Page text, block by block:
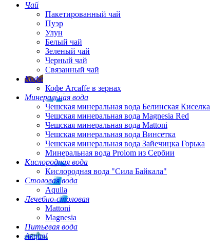
Чай
Пакетированный чай
Пуэр
Улун
Белый чай
Зеленый чай
Черный чай
Связанный чай
Кофе
Кофе Arcaffe в зернах
Минеральная вода
Чешская минеральная вода Белинская Киселка
Чешская минеральная вода Magnesia Red
Чешская минеральная вода Mattoni
Чешская минеральная вода Винсетка
Чешская минеральная вода Зайечицка Горька
Минеральная вода Prolom из Сербии
Кислородная вода
Кислородная вода "Сила Байкала"
Столовая вода
Aquila
Лечебно-столовая
Mattoni
Magnesia
Питьевая вода
Акция!